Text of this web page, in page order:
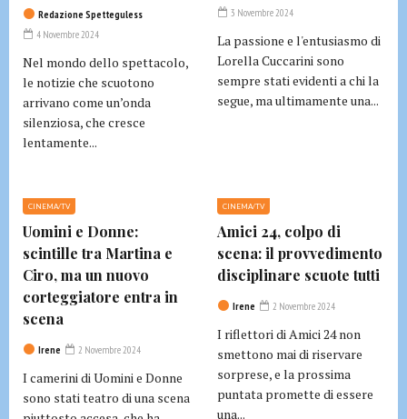
Redazione Spetteguless
4 Novembre 2024
Nel mondo dello spettacolo,
le notizie che scuotono
arrivano come un’onda
silenziosa, che cresce
lentamente...
3 Novembre 2024
La passione e l'entusiasmo di
Lorella Cuccarini sono
sempre stati evidenti a chi la
segue, ma ultimamente una...
CINEMA/TV
Uomini e Donne:
scintille tra Martina e
Ciro, ma un nuovo
corteggiatore entra in
scena
Irene 2 Novembre 2024
I camerini di Uomini e Donne
sono stati teatro di una scena
CINEMA/TV
Amici 24, colpo di
scena: il provvedimento
disciplinare scuote tutti
Irene 2 Novembre 2024
I riflettori di Amici 24 non
smettono mai di riservare
sorprese, e la prossima
puntata promette di essere
una...